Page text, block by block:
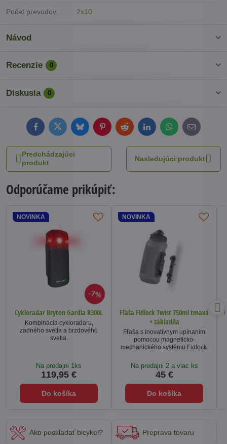
Počet prevodov: 2x10
Návod
Recenzie 0
Diskusia 0
FacebookTwitterBlueskyPinterestRedditLinkedInWhatsApp
E-
mail
Predchádzajúci
produkt
Nasledujúci produkt
Odporúčame prikúpiť:
7%
NOVINKA
Cykloradar Bryton Gardia R300L
Kombinácia cykloradaru,
zadného svetla a brzdového
svetla.
Na predajni 1ks
119,95 €
Do košíka
NOVINKA
Fľaša Fidlock Twist 750ml tmavá
+ základňa
Fľaša s inovatívnym upínaním
pomocou magneticko-
mechanického systému Fidlock.
Na predajni 2 a viac ks
45 €
Do košíka
Ako poskladať bicykel? Preprava tovaru